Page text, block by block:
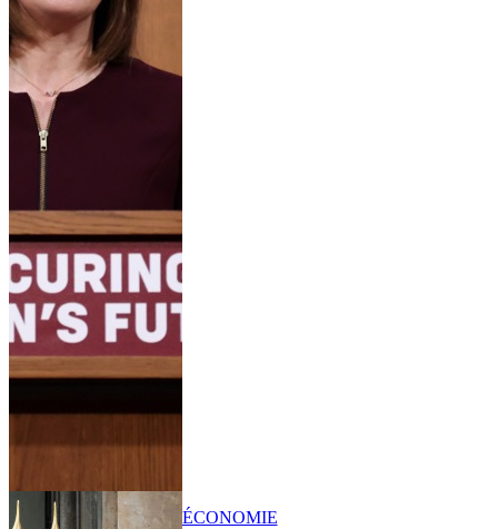
ÉCONOMIE